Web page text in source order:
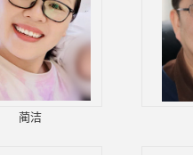
蔺洁